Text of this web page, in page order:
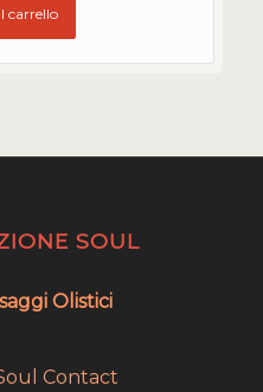
carrello
SOUL
Olistici
Contact